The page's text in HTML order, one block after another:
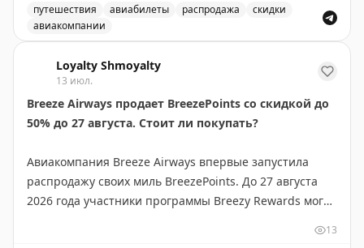
своей программе лояльности авиакомпании. Такие
предложения встречаются редко и позволяют
Рекомендуется следить за подобными alert'ами, чтобы
не пропустить выгодные варианты бронирования.
Juan Ruiz| Original
путешествия авиабилеты распродажа
скидки
авиакомпании
Loyalty Shmoyalty
13 июл.
Breeze Airways продает BreezePoints со скидкой до
50% до 27 августа. Стоит ли покупать?
Авиакомпания Breeze Airways впервые запустила
распродажу своих миль BreezePoints. До 27 августа
2026 года участники программы Breezy Rewards могут
13